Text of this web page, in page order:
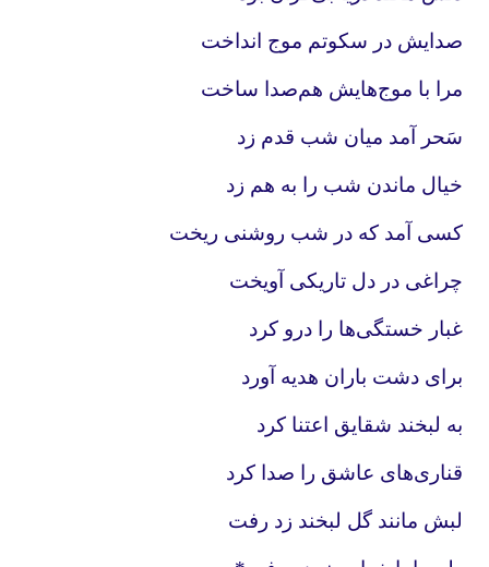
صدایش در سکوتم موج انداخت
مرا با موج‌هایش هم‌صدا ساخت
سَحر آمد میان شب قدم زد
خیال ماندن شب را به هم زد
کسی آمد که در شب روشنی ریخت
چراغی در دل تاریکی آویخت
غبار خستگی‌ها را درو کرد
برای دشت باران هدیه آورد
به لبخند شقایق اعتنا کرد
قناری‌های عاشق را صدا کرد
لبش مانند گل لبخند زد رفت